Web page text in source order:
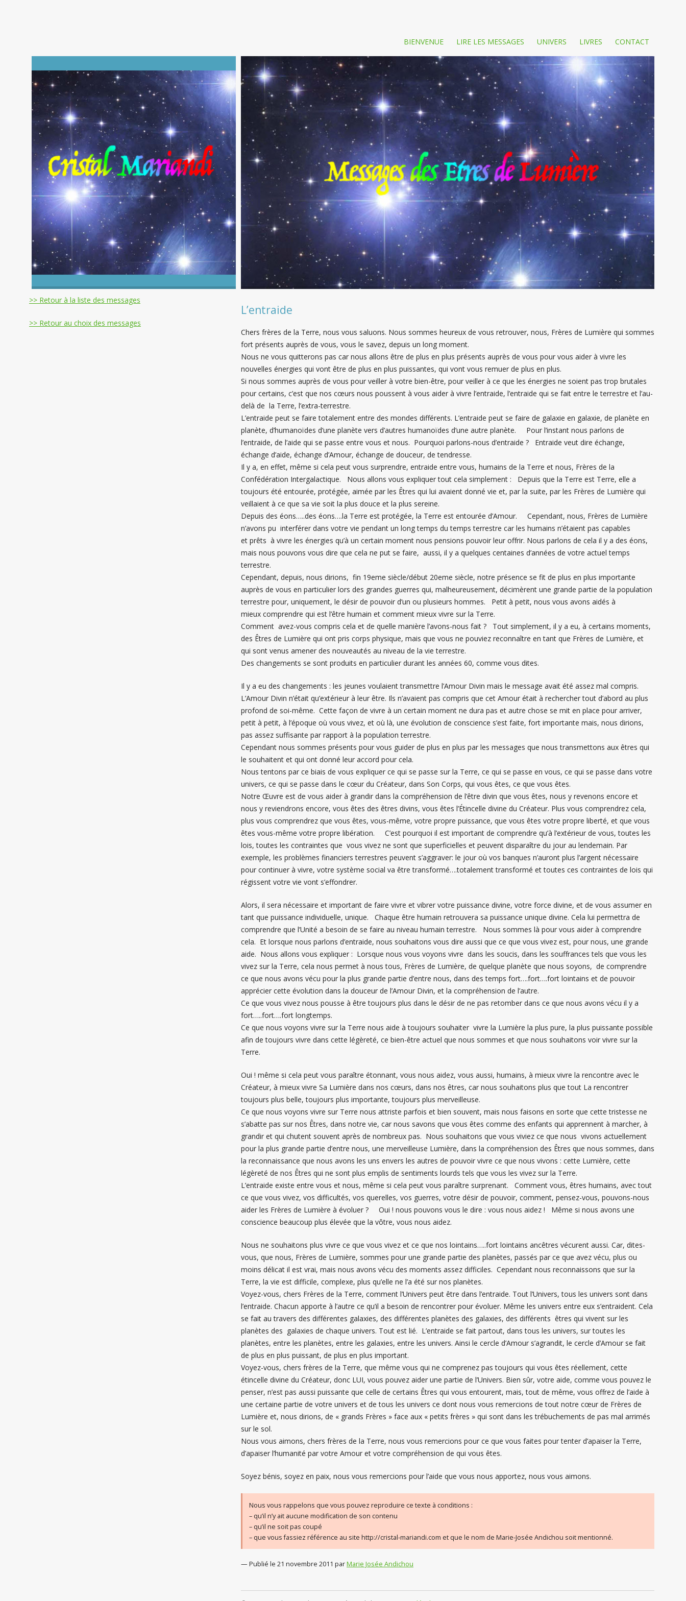
BIENVENUE LIRE LES MESSAGES UNIVERS LIVRES CONTACT
L’entraide
Chers frères de la Terre, nous vous saluons. Nous sommes heureux de vous retrouver, nous, Frères de Lumière qui sommes
fort présents auprès de vous, vous le savez, depuis un long moment.
Nous ne vous quitterons pas car nous allons être de plus en plus présents auprès de vous pour vous aider à vivre les
nouvelles énergies qui vont être de plus en plus puissantes, qui vont vous remuer de plus en plus.
Si nous sommes auprès de vous pour veiller à votre bien-être, pour veiller à ce que les énergies ne soient pas trop brutales
pour certains, c’est que nos cœurs nous poussent à vous aider à vivre l’entraide, l’entraide qui se fait entre le terrestre et l’au-
delà de la Terre, l’extra-terrestre.
L’entraide peut se faire totalement entre des mondes différents. L’entraide peut se faire de galaxie en galaxie, de planète en
planète, d’humanoïdes d’une planète vers d’autres humanoïdes d’une autre planète. Pour l’instant nous parlons de
l’entraide, de l’aide qui se passe entre vous et nous. Pourquoi parlons-nous d’entraide ? Entraide veut dire échange,
échange d’aide, échange d’Amour, échange de douceur, de tendresse.
Il y a, en effet, même si cela peut vous surprendre, entraide entre vous, humains de la Terre et nous, Frères de la
Confédération Intergalactique. Nous allons vous expliquer tout cela simplement : Depuis que la Terre est Terre, elle a
toujours été entourée, protégée, aimée par les Êtres qui lui avaient donné vie et, par la suite, par les Frères de Lumière qui
veillaient à ce que sa vie soit la plus douce et la plus sereine.
Depuis des éons…..des éons….la Terre est protégée, la Terre est entourée d’Amour. Cependant, nous, Frères de Lumière
n’avons pu interférer dans votre vie pendant un long temps du temps terrestre car les humains n’étaient pas capables
et prêts à vivre les énergies qu’à un certain moment nous pensions pouvoir leur offrir. Nous parlons de cela il y a des éons,
mais nous pouvons vous dire que cela ne put se faire, aussi, il y a quelques centaines d’années de votre actuel temps
terrestre.
Cependant, depuis, nous dirions, fin 19eme siècle/début 20eme siècle, notre présence se fit de plus en plus importante
auprès de vous en particulier lors des grandes guerres qui, malheureusement, décimèrent une grande partie de la population
terrestre pour, uniquement, le désir de pouvoir d’un ou plusieurs hommes. Petit à petit, nous vous avons aidés à
mieux comprendre qui est l’être humain et comment mieux vivre sur la Terre.
Comment avez-vous compris cela et de quelle manière l’avons-nous fait ? Tout simplement, il y a eu, à certains moments,
des Êtres de Lumière qui ont pris corps physique, mais que vous ne pouviez reconnaître en tant que Frères de Lumière, et
qui sont venus amener des nouveautés au niveau de la vie terrestre.
Des changements se sont produits en particulier durant les années 60, comme vous dites.
Il y a eu des changements : les jeunes voulaient transmettre l’Amour Divin mais le message avait été assez mal compris.
L’Amour Divin n’était qu’extérieur à leur être. Ils n’avaient pas compris que cet Amour était à rechercher tout d’abord au plus
profond de soi-même. Cette façon de vivre à un certain moment ne dura pas et autre chose se mit en place pour arriver,
petit à petit, à l’époque où vous vivez, et où là, une évolution de conscience s’est faite, fort importante mais, nous dirions,
pas assez suffisante par rapport à la population terrestre.
Cependant nous sommes présents pour vous guider de plus en plus par les messages que nous transmettons aux êtres qui
le souhaitent et qui ont donné leur accord pour cela.
Nous tentons par ce biais de vous expliquer ce qui se passe sur la Terre, ce qui se passe en vous, ce qui se passe dans votre
univers, ce qui se passe dans le cœur du Créateur, dans Son Corps, qui vous êtes, ce que vous êtes.
Notre Œuvre est de vous aider à grandir dans la compréhension de l’être divin que vous êtes, nous y revenons encore et
nous y reviendrons encore, vous êtes des êtres divins, vous êtes l’Étincelle divine du Créateur. Plus vous comprendrez cela,
plus vous comprendrez que vous êtes, vous-même, votre propre puissance, que vous êtes votre propre liberté, et que vous
êtes vous-même votre propre libération. C’est pourquoi il est important de comprendre qu’à l’extérieur de vous, toutes les
lois, toutes les contraintes que vous vivez ne sont que superficielles et peuvent disparaître du jour au lendemain. Par
exemple, les problèmes financiers terrestres peuvent s’aggraver: le jour où vos banques n’auront plus l’argent nécessaire
pour continuer à vivre, votre système social va être transformé….totalement transformé et toutes ces contraintes de lois qui
régissent votre vie vont s’effondrer.
Alors, il sera nécessaire et important de faire vivre et vibrer votre puissance divine, votre force divine, et de vous assumer en
tant que puissance individuelle, unique. Chaque être humain retrouvera sa puissance unique divine. Cela lui permettra de
comprendre que l’Unité a besoin de se faire au niveau humain terrestre. Nous sommes là pour vous aider à comprendre
cela. Et lorsque nous parlons d’entraide, nous souhaitons vous dire aussi que ce que vous vivez est, pour nous, une grande
aide. Nous allons vous expliquer : Lorsque nous vous voyons vivre dans les soucis, dans les souffrances tels que vous les
vivez sur la Terre, cela nous permet à nous tous, Frères de Lumière, de quelque planète que nous soyons, de comprendre
ce que nous avons vécu pour la plus grande partie d’entre nous, dans des temps fort….fort….fort lointains et de pouvoir
apprécier cette évolution dans la douceur de l’Amour Divin, et la compréhension de l’autre.
Ce que vous vivez nous pousse à être toujours plus dans le désir de ne pas retomber dans ce que nous avons vécu il y a
fort…..fort….fort longtemps.
Ce que nous voyons vivre sur la Terre nous aide à toujours souhaiter vivre la Lumière la plus pure, la plus puissante possible
afin de toujours vivre dans cette légèreté, ce bien-être actuel que nous sommes et que nous souhaitons voir vivre sur la
Terre.
Oui ! même si cela peut vous paraître étonnant, vous nous aidez, vous aussi, humains, à mieux vivre la rencontre avec le
Créateur, à mieux vivre Sa Lumière dans nos cœurs, dans nos êtres, car nous souhaitons plus que tout La rencontrer
toujours plus belle, toujours plus importante, toujours plus merveilleuse.
Ce que nous voyons vivre sur Terre nous attriste parfois et bien souvent, mais nous faisons en sorte que cette tristesse ne
s’abatte pas sur nos Êtres, dans notre vie, car nous savons que vous êtes comme des enfants qui apprennent à marcher, à
grandir et qui chutent souvent après de nombreux pas. Nous souhaitons que vous viviez ce que nous vivons actuellement
pour la plus grande partie d’entre nous, une merveilleuse Lumière, dans la compréhension des Êtres que nous sommes, dans
la reconnaissance que nous avons les uns envers les autres de pouvoir vivre ce que nous vivons : cette Lumière, cette
légèreté de nos Êtres qui ne sont plus emplis de sentiments lourds tels que vous les vivez sur la Terre.
L’entraide existe entre vous et nous, même si cela peut vous paraître surprenant. Comment vous, êtres humains, avec tout
ce que vous vivez, vos difficultés, vos querelles, vos guerres, votre désir de pouvoir, comment, pensez-vous, pouvons-nous
aider les Frères de Lumière à évoluer ? Oui ! nous pouvons vous le dire : vous nous aidez ! Même si nous avons une
conscience beaucoup plus élevée que la vôtre, vous nous aidez.
Nous ne souhaitons plus vivre ce que vous vivez et ce que nos lointains…..fort lointains ancêtres vécurent aussi. Car, dites-
vous, que nous, Frères de Lumière, sommes pour une grande partie des planètes, passés par ce que avez vécu, plus ou
moins délicat il est vrai, mais nous avons vécu des moments assez difficiles. Cependant nous reconnaissons que sur la
Terre, la vie est difficile, complexe, plus qu’elle ne l’a été sur nos planètes.
Voyez-vous, chers Frères de la Terre, comment l’Univers peut être dans l’entraide. Tout l’Univers, tous les univers sont dans
l’entraide. Chacun apporte à l’autre ce qu’il a besoin de rencontrer pour évoluer. Même les univers entre eux s’entraident. Cela
se fait au travers des différentes galaxies, des différentes planètes des galaxies, des différents êtres qui vivent sur les
planètes des galaxies de chaque univers. Tout est lié. L’entraide se fait partout, dans tous les univers, sur toutes les
planètes, entre les planètes, entre les galaxies, entre les univers. Ainsi le cercle d’Amour s’agrandit, le cercle d’Amour se fait
de plus en plus puissant, de plus en plus important.
Voyez-vous, chers frères de la Terre, que même vous qui ne comprenez pas toujours qui vous êtes réellement, cette
étincelle divine du Créateur, donc LUI, vous pouvez aider une partie de l’Univers. Bien sûr, votre aide, comme vous pouvez le
penser, n’est pas aussi puissante que celle de certains Êtres qui vous entourent, mais, tout de même, vous offrez de l’aide à
une certaine partie de votre univers et de tous les univers ce dont nous vous remercions de tout notre cœur de Frères de
Lumière et, nous dirions, de « grands Frères » face aux « petits frères » qui sont dans les trébuchements de pas mal arrimés
sur le sol.
Nous vous aimons, chers frères de la Terre, nous vous remercions pour ce que vous faites pour tenter d’apaiser la Terre,
d’apaiser l’humanité par votre Amour et votre compréhension de qui vous êtes.
Soyez bénis, soyez en paix, nous vous remercions pour l’aide que vous nous apportez, nous vous aimons.
Nous vous rappelons que vous pouvez reproduire ce texte à conditions :
– qu’il n’y ait aucune modification de son contenu
– qu’il ne soit pas coupé
– que vous fassiez référence au site http://cristal-mariandi.com et que le nom de Marie-Josée Andichou soit mentionné.
— Publié le 21 novembre 2011 parMarie Josée Andichou
>> Retour à la liste des messages
>> Retour au choix des messages